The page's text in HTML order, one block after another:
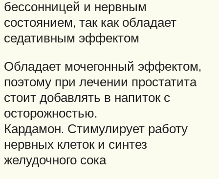
бессонницей и нервным
состоянием, так как обладает
седативным эффектом
Обладает мочегонный эффектом,
поэтому при лечении простатита
стоит добавлять в напиток с
осторожностью.
Кардамон. Стимулирует работу
нервных клеток и синтез
желудочного сока